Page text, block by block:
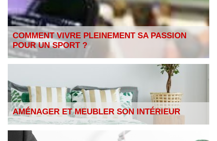
COMMENT VIVRE PLEINEMENT SA PASSION
POUR UN SPORT ?
AMÉNAGER ET MEUBLER SON INTÉRIEUR